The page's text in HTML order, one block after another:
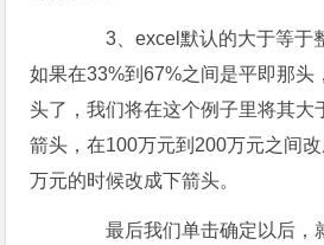
3、excel默认的大于等于整
如果在33%到67%之间是平即那头
头了，我们将在这个例子里将其大
箭头，在100万元到200万元之间
万元的时候改成下箭头。
最后我们单击确定以后，